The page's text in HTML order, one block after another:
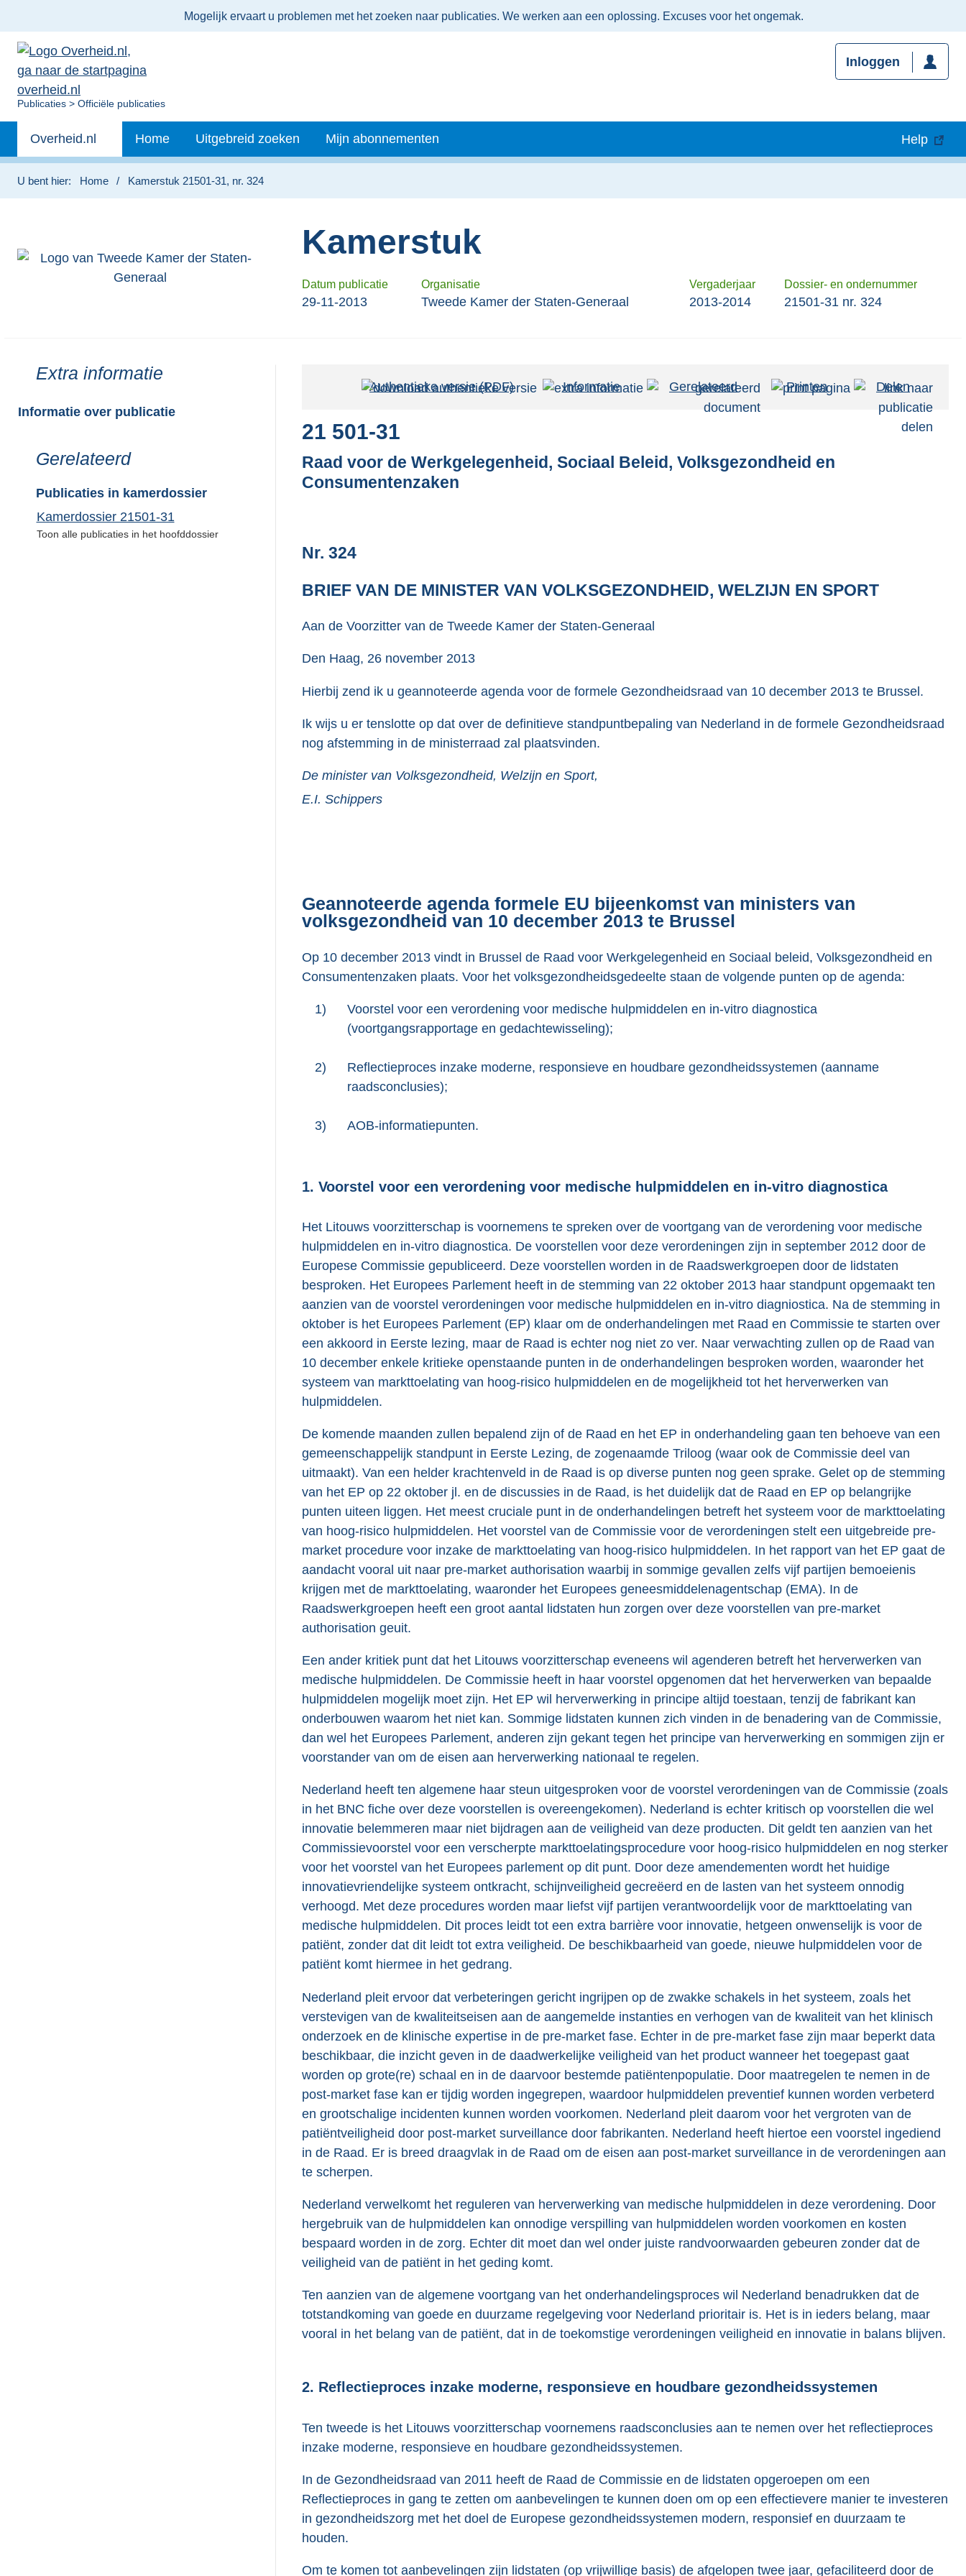
informatie:
Mogelijk ervaart u problemen met het zoeken naar publicaties. We werken aan een oplossing. Excuses voor het ongemak.
U
Publicaties Officiële publicaties
Inloggen
Primaire
navigatie
Andere
sites
binnen
Overheid.nl Home Uitgebreid zoeken Mijn abonnementen Help
U bent hier: Home Kamerstuk 21501-31, nr. 324
Kamerstuk
Datum publicatie Organisatie Vergaderjaar Dossier- en ondernummer
29-11-2013 Tweede Kamer der Staten-Generaal 2013-2014 21501-31 nr. 324
Toon
van:
Extra informatie
Informatie over publicatie
Toon
van:
Gerelateerd
Publicaties in kamerdossier
Kamerdossier 21501-31
Toon alle publicaties in het hoofddossier
Authentieke versie (PDF)b
a
o
5
0
K
Informatie Gerelateerd Printen Delen
21 501-31
Raad voor de Werkgelegenheid, Sociaal Beleid, Volksgezondheid en
Consumentenzaken
Nr. 324
BRIEF VAN DE MINISTER VAN VOLKSGEZONDHEID, WELZIJN EN SPORT
Aan de Voorzitter van de Tweede Kamer der Staten-Generaal
Den Haag, 26 november 2013
Hierbij zend ik u geannoteerde agenda voor de formele Gezondheidsraad van 10 december 2013 te Brussel.
Ik wijs u er tenslotte op dat over de definitieve standpuntbepaling van Nederland in de formele Gezondheidsraad
nog afstemming in de ministerraad zal plaatsvinden.
De minister van Volksgezondheid, Welzijn en Sport,
E.I. Schippers
Geannoteerde agenda formele EU bijeenkomst van ministers van
volksgezondheid van 10 december 2013 te Brussel
Op 10 december 2013 vindt in Brussel de Raad voor Werkgelegenheid en Sociaal beleid, Volksgezondheid en
Consumentenzaken plaats. Voor het volksgezondheidsgedeelte staan de volgende punten op de agenda:
1)
Voorstel voor een verordening voor medische hulpmiddelen en in-vitro diagnostica
(voortgangsrapportage en gedachtewisseling);
2)
Reflectieproces inzake moderne, responsieve en houdbare gezondheidssystemen (aanname
raadsconclusies);
3) AOB-informatiepunten.
1. Voorstel voor een verordening voor medische hulpmiddelen en in-vitro diagnostica
Het Litouws voorzitterschap is voornemens te spreken over de voortgang van de verordening voor medische
hulpmiddelen en in-vitro diagnostica. De voorstellen voor deze verordeningen zijn in september 2012 door de
Europese Commissie gepubliceerd. Deze voorstellen worden in de Raadswerkgroepen door de lidstaten
besproken. Het Europees Parlement heeft in de stemming van 22 oktober 2013 haar standpunt opgemaakt ten
aanzien van de voorstel verordeningen voor medische hulpmiddelen en in-vitro diagniostica. Na de stemming in
oktober is het Europees Parlement (EP) klaar om de onderhandelingen met Raad en Commissie te starten over
een akkoord in Eerste lezing, maar de Raad is echter nog niet zo ver. Naar verwachting zullen op de Raad van
10 december enkele kritieke openstaande punten in de onderhandelingen besproken worden, waaronder het
systeem van markttoelating van hoog-risico hulpmiddelen en de mogelijkheid tot het herverwerken van
hulpmiddelen.
De komende maanden zullen bepalend zijn of de Raad en het EP in onderhandeling gaan ten behoeve van een
gemeenschappelijk standpunt in Eerste Lezing, de zogenaamde Triloog (waar ook de Commissie deel van
uitmaakt). Van een helder krachtenveld in de Raad is op diverse punten nog geen sprake. Gelet op de stemming
van het EP op 22 oktober jl. en de discussies in de Raad, is het duidelijk dat de Raad en EP op belangrijke
punten uiteen liggen. Het meest cruciale punt in de onderhandelingen betreft het systeem voor de markttoelating
van hoog-risico hulpmiddelen. Het voorstel van de Commissie voor de verordeningen stelt een uitgebreide pre-
market procedure voor inzake de markttoelating van hoog-risico hulpmiddelen. In het rapport van het EP gaat de
aandacht vooral uit naar pre-market authorisation waarbij in sommige gevallen zelfs vijf partijen bemoeienis
krijgen met de markttoelating, waaronder het Europees geneesmiddelenagentschap (EMA). In de
Raadswerkgroepen heeft een groot aantal lidstaten hun zorgen over deze voorstellen van pre-market
authorisation geuit.
Een ander kritiek punt dat het Litouws voorzitterschap eveneens wil agenderen betreft het herverwerken van
medische hulpmiddelen. De Commissie heeft in haar voorstel opgenomen dat het herverwerken van bepaalde
hulpmiddelen mogelijk moet zijn. Het EP wil herverwerking in principe altijd toestaan, tenzij de fabrikant kan
onderbouwen waarom het niet kan. Sommige lidstaten kunnen zich vinden in de benadering van de Commissie,
dan wel het Europees Parlement, anderen zijn gekant tegen het principe van herverwerking en sommigen zijn er
voorstander van om de eisen aan herverwerking nationaal te regelen.
Nederland heeft ten algemene haar steun uitgesproken voor de voorstel verordeningen van de Commissie (zoals
in het BNC fiche over deze voorstellen is overeengekomen). Nederland is echter kritisch op voorstellen die wel
innovatie belemmeren maar niet bijdragen aan de veiligheid van deze producten. Dit geldt ten aanzien van het
Commissievoorstel voor een verscherpte markttoelatingsprocedure voor hoog-risico hulpmiddelen en nog sterker
voor het voorstel van het Europees parlement op dit punt. Door deze amendementen wordt het huidige
innovatievriendelijke systeem ontkracht, schijnveiligheid gecreëerd en de lasten van het systeem onnodig
verhoogd. Met deze procedures worden maar liefst vijf partijen verantwoordelijk voor de markttoelating van
medische hulpmiddelen. Dit proces leidt tot een extra barrière voor innovatie, hetgeen onwenselijk is voor de
patiënt, zonder dat dit leidt tot extra veiligheid. De beschikbaarheid van goede, nieuwe hulpmiddelen voor de
patiënt komt hiermee in het gedrang.
Nederland pleit ervoor dat verbeteringen gericht ingrijpen op de zwakke schakels in het systeem, zoals het
verstevigen van de kwaliteitseisen aan de aangemelde instanties en verhogen van de kwaliteit van het klinisch
onderzoek en de klinische expertise in de pre-market fase. Echter in de pre-market fase zijn maar beperkt data
beschikbaar, die inzicht geven in de daadwerkelijke veiligheid van het product wanneer het toegepast gaat
worden op grote(re) schaal en in de daarvoor bestemde patiëntenpopulatie. Door maatregelen te nemen in de
post-market fase kan er tijdig worden ingegrepen, waardoor hulpmiddelen preventief kunnen worden verbeterd
en grootschalige incidenten kunnen worden voorkomen. Nederland pleit daarom voor het vergroten van de
patiëntveiligheid door post-market surveillance door fabrikanten. Nederland heeft hiertoe een voorstel ingediend
in de Raad. Er is breed draagvlak in de Raad om de eisen aan post-market surveillance in de verordeningen aan
te scherpen.
Nederland verwelkomt het reguleren van herverwerking van medische hulpmiddelen in deze verordening. Door
hergebruik van de hulpmiddelen kan onnodige verspilling van hulpmiddelen worden voorkomen en kosten
bespaard worden in de zorg. Echter dit moet dan wel onder juiste randvoorwaarden gebeuren zonder dat de
veiligheid van de patiënt in het geding komt.
Ten aanzien van de algemene voortgang van het onderhandelingsproces wil Nederland benadrukken dat de
totstandkoming van goede en duurzame regelgeving voor Nederland prioritair is. Het is in ieders belang, maar
vooral in het belang van de patiënt, dat in de toekomstige verordeningen veiligheid en innovatie in balans blijven.
2. Reflectieproces inzake moderne, responsieve en houdbare gezondheidssystemen
Ten tweede is het Litouws voorzitterschap voornemens raadsconclusies aan te nemen over het reflectieproces
inzake moderne, responsieve en houdbare gezondheidssystemen.
In de Gezondheidsraad van 2011 heeft de Raad de Commissie en de lidstaten opgeroepen om een
Reflectieproces in gang te zetten om aanbevelingen te kunnen doen om op een effectievere manier te investeren
in gezondheidszorg met het doel de Europese gezondheidssystemen modern, responsief en duurzaam te
houden.
Om te komen tot aanbevelingen zijn lidstaten (op vrijwillige basis) de afgelopen twee jaar, gefaciliteerd door de